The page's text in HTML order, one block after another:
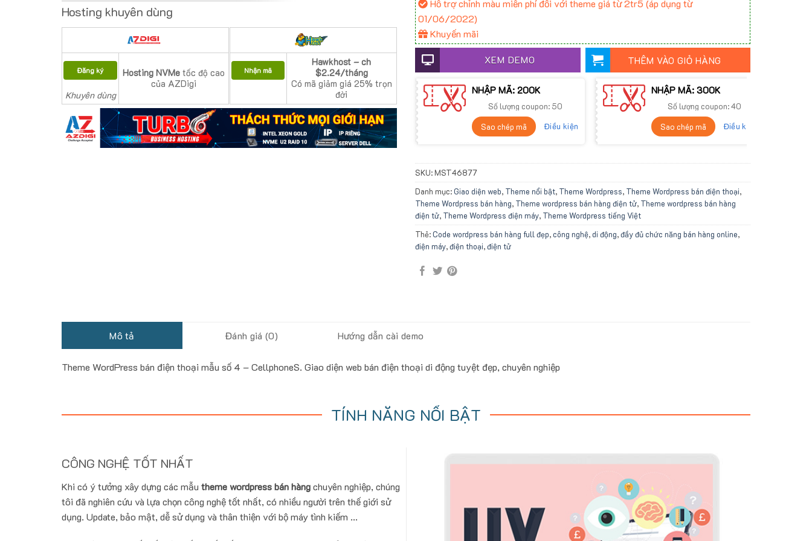
Hosting khuyên dùng
Đăng ký
Khuyên dùng
Hosting NVMe tốc độ cao
của AZDigi
Nhận mã
Hawkhost – ch
$2.24/tháng
Có mã giảm giá 25% trọn
đời
Hỗ trợ chỉnh màu miễn phí đối với theme giá từ 2tr5 (áp dụng từ
01/06/2022)
Khuyến mãi
XEM DEMO THÊM VÀO GIỎ HÀNG
NHẬP MÃ: 200K
Số lượng coupon: 50
Sao chép mã
Điều kiện
NHẬP MÃ: 300K
Số lượng coupon: 40
Sao chép mã
Điều kiện
SKU: MST46877
Danh mục:Giao diện web, Theme nổi bật, Theme Wordpress, Theme Wordpress bán điện thoại,
Theme Wordpress bán hàng, Theme wordpress bán hàng điện tử, Theme wordpress bán hàng
điện tử, Theme Wordpress điện máy, Theme Wordpress tiếng Việt
Thẻ:Code wordpress bán hàng full đẹp,công nghệ,di động,đầy đủ chức năng bán hàng online,
điện máy,điện thoại,điện tử
Mô tả Đánh giá (0) Hướng dẫn cài demo
Theme WordPress bán điện thoại mẫu số 4 – CellphoneS. Giao diện web bán điện thoại di động tuyệt đẹp, chuyên nghiệp
TÍNH NĂNG NỔI BẬT
CÔNG NGHỆ TỐT NHẤT
Khi có ý tưởng xây dựng các mẫu theme wordpress bán hàngchuyên nghiệp, chúng
tôi đã nghiên cứu và lựa chọn công nghệ tốt nhất, có nhiều người trên thế giới sử
dụng. Update, bảo mật, dễ sử dụng và thân thiện với bộ máy tình kiếm ...